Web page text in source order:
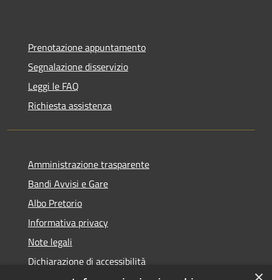
Prenotazione appuntamento
Segnalazione disservizio
Leggi le FAQ
Richiesta assistenza
Amministrazione trasparente
Bandi Avvisi e Gare
Albo Pretorio
Informativa privacy
Note legali
Dichiarazione di accessibilità